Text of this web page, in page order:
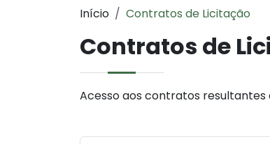
Início Contratos de Licitação
Contratos de
Acesso aos contratos